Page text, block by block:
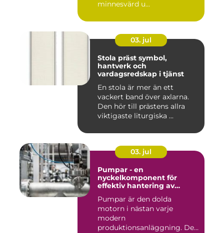
minnesvärd u...
03. jul
Stola präst symbol,
hantverk och
vardagsredskap i tjänst
En stola är mer än ett
vackert band över axlarna.
Den hör till prästens allra
viktigaste liturgiska ...
03. jul
Pumpar - en
nyckelkomponent för
effektiv hantering av
Pumpar är den dolda
motorn i nästan varje
modern
produktionsanläggning. De